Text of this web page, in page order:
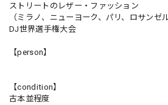
ストリートのレザー・ファッション
（ミラノ、ニューヨーク、パリ、ロサンゼ
DJ世界選手権大会
【person】
【condition】
古本並程度